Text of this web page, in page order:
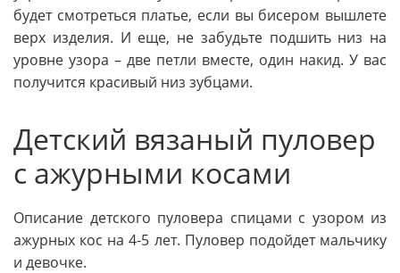
будет смотреться платье, если вы бисером вышлете
верх изделия. И еще, не забудьте подшить низ на
уровне узора – две петли вместе, один накид. У вас
получится красивый низ зубцами.
Детский вязаный пуловер
с ажурными косами
Описание детского пуловера спицами с узором из
ажурных кос на 4-5 лет. Пуловер подойдет мальчику
и девочке.